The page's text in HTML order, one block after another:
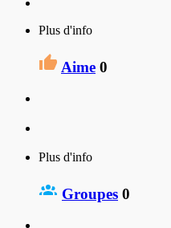
Plus d'info
Aime 0
Plus d'info
Groupes 0